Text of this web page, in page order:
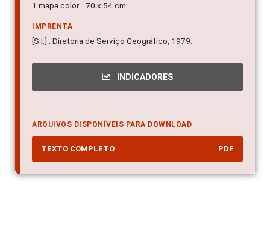
1 mapa color. : 70 x 54 cm.
IMPRENTA
[S.l.] : Diretoria de Serviço Geográfico, 1979.
INDICADORES
ARQUIVOS DISPONÍVEIS PARA DOWNLOAD
TEXTO COMPLETO PDF